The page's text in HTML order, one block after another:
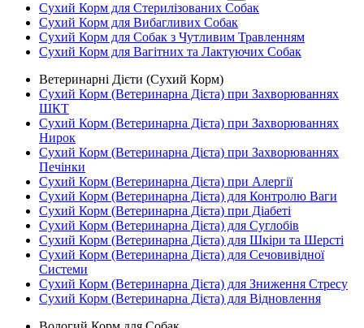
Сухий Корм для Стерилізованих Собак
Сухий Корм для Вибагливих Собак
Сухий Корм для Собак з Чутливим Травленням
Сухий Корм для Вагітних та Лактуючих Собак
Ветеринарні Дієти (Сухий Корм)
Сухий Корм (Ветеринарна Дієта) при Захворюваннях
ШКТ
Сухий Корм (Ветеринарна Дієта) при Захворюваннях
Нирок
Сухий Корм (Ветеринарна Дієта) при Захворюваннях
Печінки
Сухий Корм (Ветеринарна Дієта) при Алергії
Сухий Корм (Ветеринарна Дієта) для Контролю Ваги
Сухий Корм (Ветеринарна Дієта) при Діабеті
Сухий Корм (Ветеринарна Дієта) для Суглобів
Сухий Корм (Ветеринарна Дієта) для Шкіри та Шерсті
Сухий Корм (Ветеринарна Дієта) для Сечовивідної
Системи
Сухий Корм (Ветеринарна Дієта) для Зниження Стресу
Сухий Корм (Ветеринарна Дієта) для Відновлення